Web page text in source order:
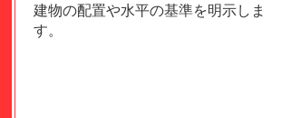
建物の配置や水平の基準を明示しま
す。